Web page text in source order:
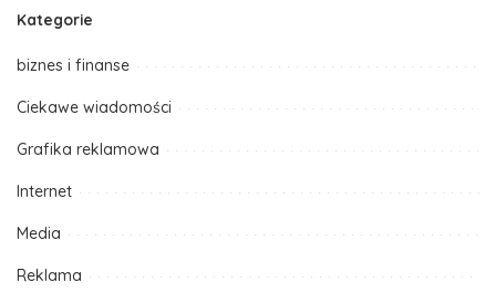
Kategorie
biznes i finanse
Ciekawe wiadomości
Grafika reklamowa
Internet
Media
Reklama